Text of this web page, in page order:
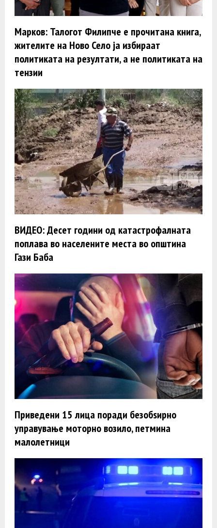
Марков: Талогот Филипче е прочитана книга,
жителите на Ново Село ја избираат
политиката на резултати, а не политиката на
тензии
ВИДЕО: Десет години од катастрофалната
поплава во населените места во општина
Гази Баба
Приведени 15 лица поради безобѕирно
управување моторно возило, петмина
малолетници